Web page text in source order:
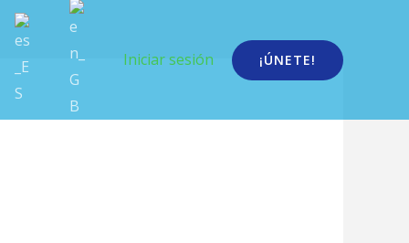
Iniciar sesión ¡ÚNETE!